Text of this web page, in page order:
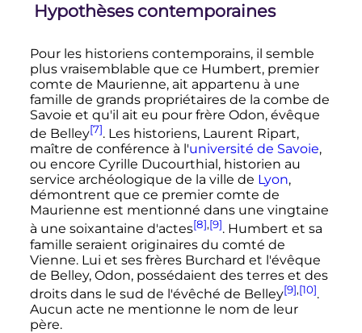
Hypothèses contemporaines
Pour les historiens contemporains, il semble
plus vraisemblable que ce Humbert, premier
comte de Maurienne, ait appartenu à une
famille de grands propriétaires de la combe de
Savoie et qu'il ait eu pour frère Odon, évêque
de Belley[7]. Les historiens, Laurent Ripart,
maître de conférence à l'université de Savoie,
ou encore Cyrille Ducourthial, historien au
service archéologique de la ville de Lyon,
démontrent que ce premier comte de
Maurienne est mentionné dans une vingtaine
à une soixantaine d'actes[8],[9]. Humbert et sa
famille seraient originaires du comté de
Vienne. Lui et ses frères Burchard et l'évêque
de Belley, Odon, possédaient des terres et des
droits dans le sud de l'évêché de Belley[9],[10].
Aucun acte ne mentionne le nom de leur
père.